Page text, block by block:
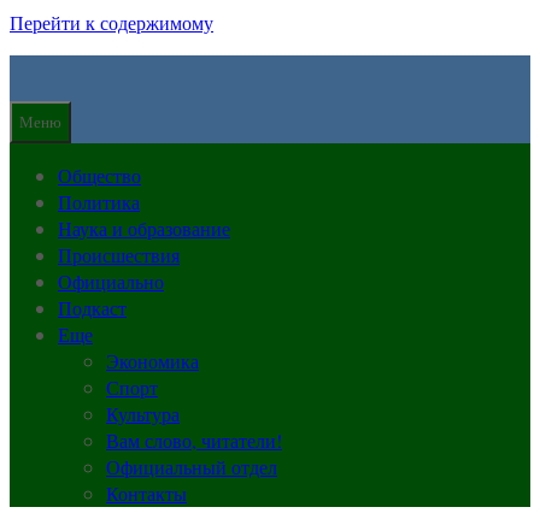
Перейти к содержимому
Меню
Общество
Политика
Наука и образование
Происшествия
Официально
Подкаст
Еще
Экономика
Спорт
Культура
Вам слово, читатели!
Официальный отдел
Контакты